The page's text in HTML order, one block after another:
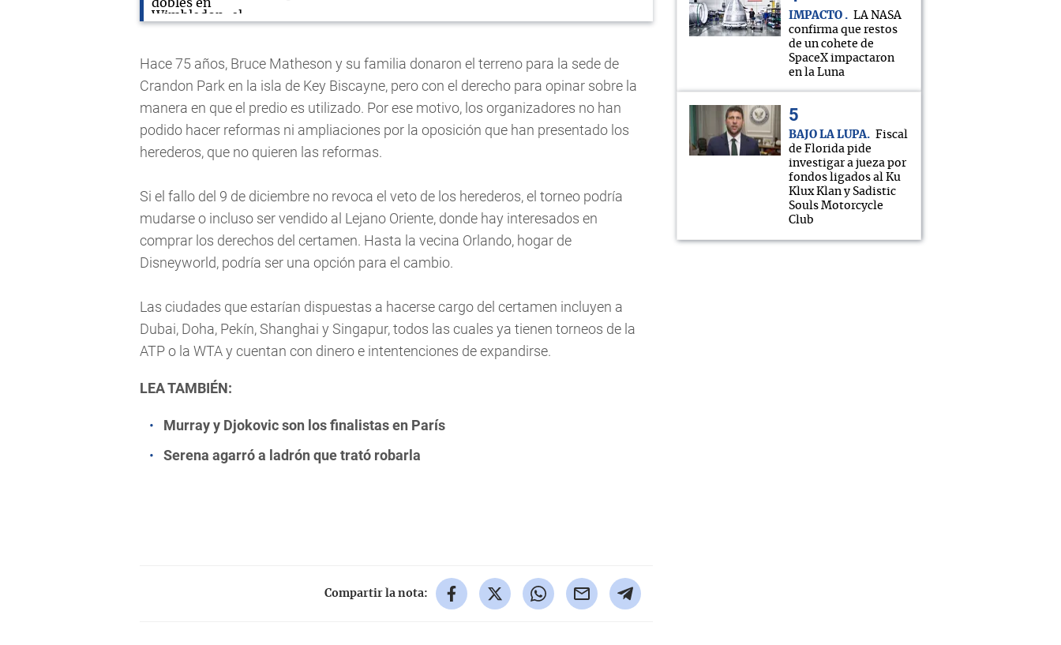
Hace 75 años, Bruce Matheson y su familia donaron el terreno para la sede de
Crandon Park en la isla de Key Biscayne, pero con el derecho para opinar sobre la
manera en que el predio es utilizado. Por ese motivo, los organizadores no han
podido hacer reformas ni ampliaciones por la oposición que han presentado los
herederos, que no quieren las reformas.
Si el fallo del 9 de diciembre no revoca el veto de los herederos, el torneo podría
mudarse o incluso ser vendido al Lejano Oriente, donde hay interesados en
comprar los derechos del certamen. Hasta la vecina Orlando, hogar de
Disneyworld, podría ser una opción para el cambio.
Las ciudades que estarían dispuestas a hacerse cargo del certamen incluyen a
Dubai, Doha, Pekín, Shanghai y Singapur, todos las cuales ya tienen torneos de la
ATP o la WTA y cuentan con dinero e intentenciones de expandirse.
LEA TAMBIÉN:
Murray y Djokovic son los finalistas en París
Serena agarró a ladrón que trató robarla
Compartir la nota:
IMPACTO
LA NASA
confirma que restos
de un cohete de
SpaceX impactaron
en la Luna
BAJO LA LUPA
Fiscal
de Florida pide
investigar a jueza por
fondos ligados al Ku
Klux Klan y Sadistic
Souls Motorcycle
Club